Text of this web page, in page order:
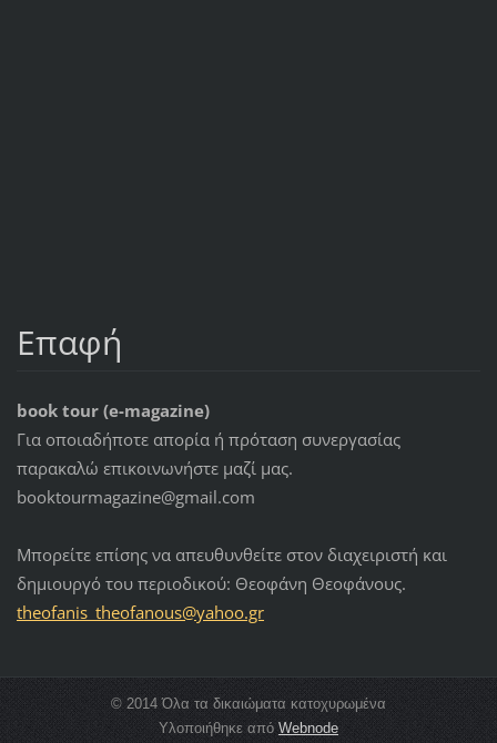
Επαφή
book tour (e-magazine)
Για οποιαδήποτε απορία ή πρόταση συνεργασίας
παρακαλώ επικοινωνήστε μαζί μας.
booktourmagazine@gmail.com
Μπορείτε επίσης να απευθυνθείτε στον διαχειριστή και
δημιουργό του περιοδικού: Θεοφάνη Θεοφάνους.
theofanis_theofanous@yahoo.gr
© 2014 Όλα τα δικαιώματα κατοχυρωμένα
Υλοποιήθηκε από Webnode